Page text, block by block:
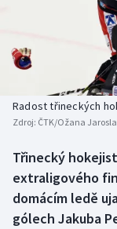
Baseball a
Basketbal
Biatlon
Box
Curling
Historické
Aplikace ČT
Radost třineckých
Zdroj: ČTK/Ožana
Třinecký
extraligového
domácím ledě
gólech Jakuba